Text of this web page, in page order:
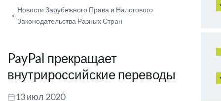
<
Новости Зарубежного Права и Налогового
Законодательства Разных Стран
PayPal прекращает
внутрироссийские переводы
13 июл 2020